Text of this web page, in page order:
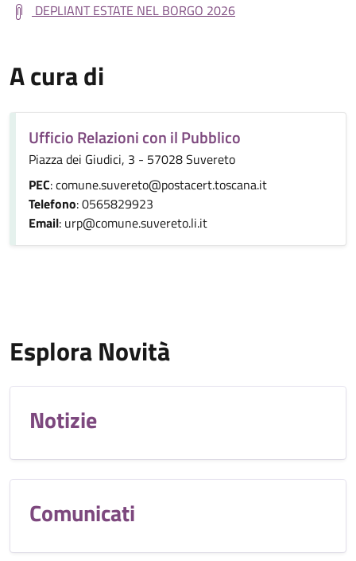
DEPLIANT ESTATE NEL BORGO 2026
A cura di
Ufficio Relazioni con il Pubblico
Piazza dei Giudici, 3 - 57028 Suvereto
PEC: comune.suvereto@postacert.toscana.it
Telefono: 0565829923
Email: urp@comune.suvereto.li.it
Esplora Novità
Notizie
Comunicati